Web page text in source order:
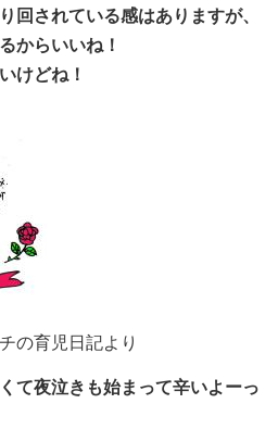
回されている感はありますが、
からいいね！
けどね！
の育児日記より
て夜泣きも始まって辛いよーっ